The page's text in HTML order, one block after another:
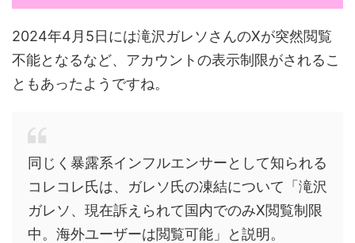
2024年4月5日には滝沢ガレソさんのXが突然閲覧
不能となるなど、アカウントの表示制限がされるこ
ともあったようですね。
同じく暴露系インフルエンサーとして知られる
コレコレ氏は、ガレソ氏の凍結について「滝沢
ガレソ、現在訴えられて国内でのみX閲覧制限
中。海外ユーザーは閲覧可能」と説明。